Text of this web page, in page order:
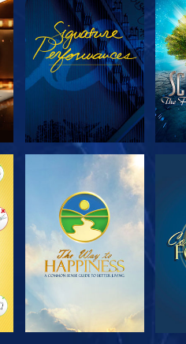
SERIE
ENTDECKEN
SERIE
ENTDECKEN